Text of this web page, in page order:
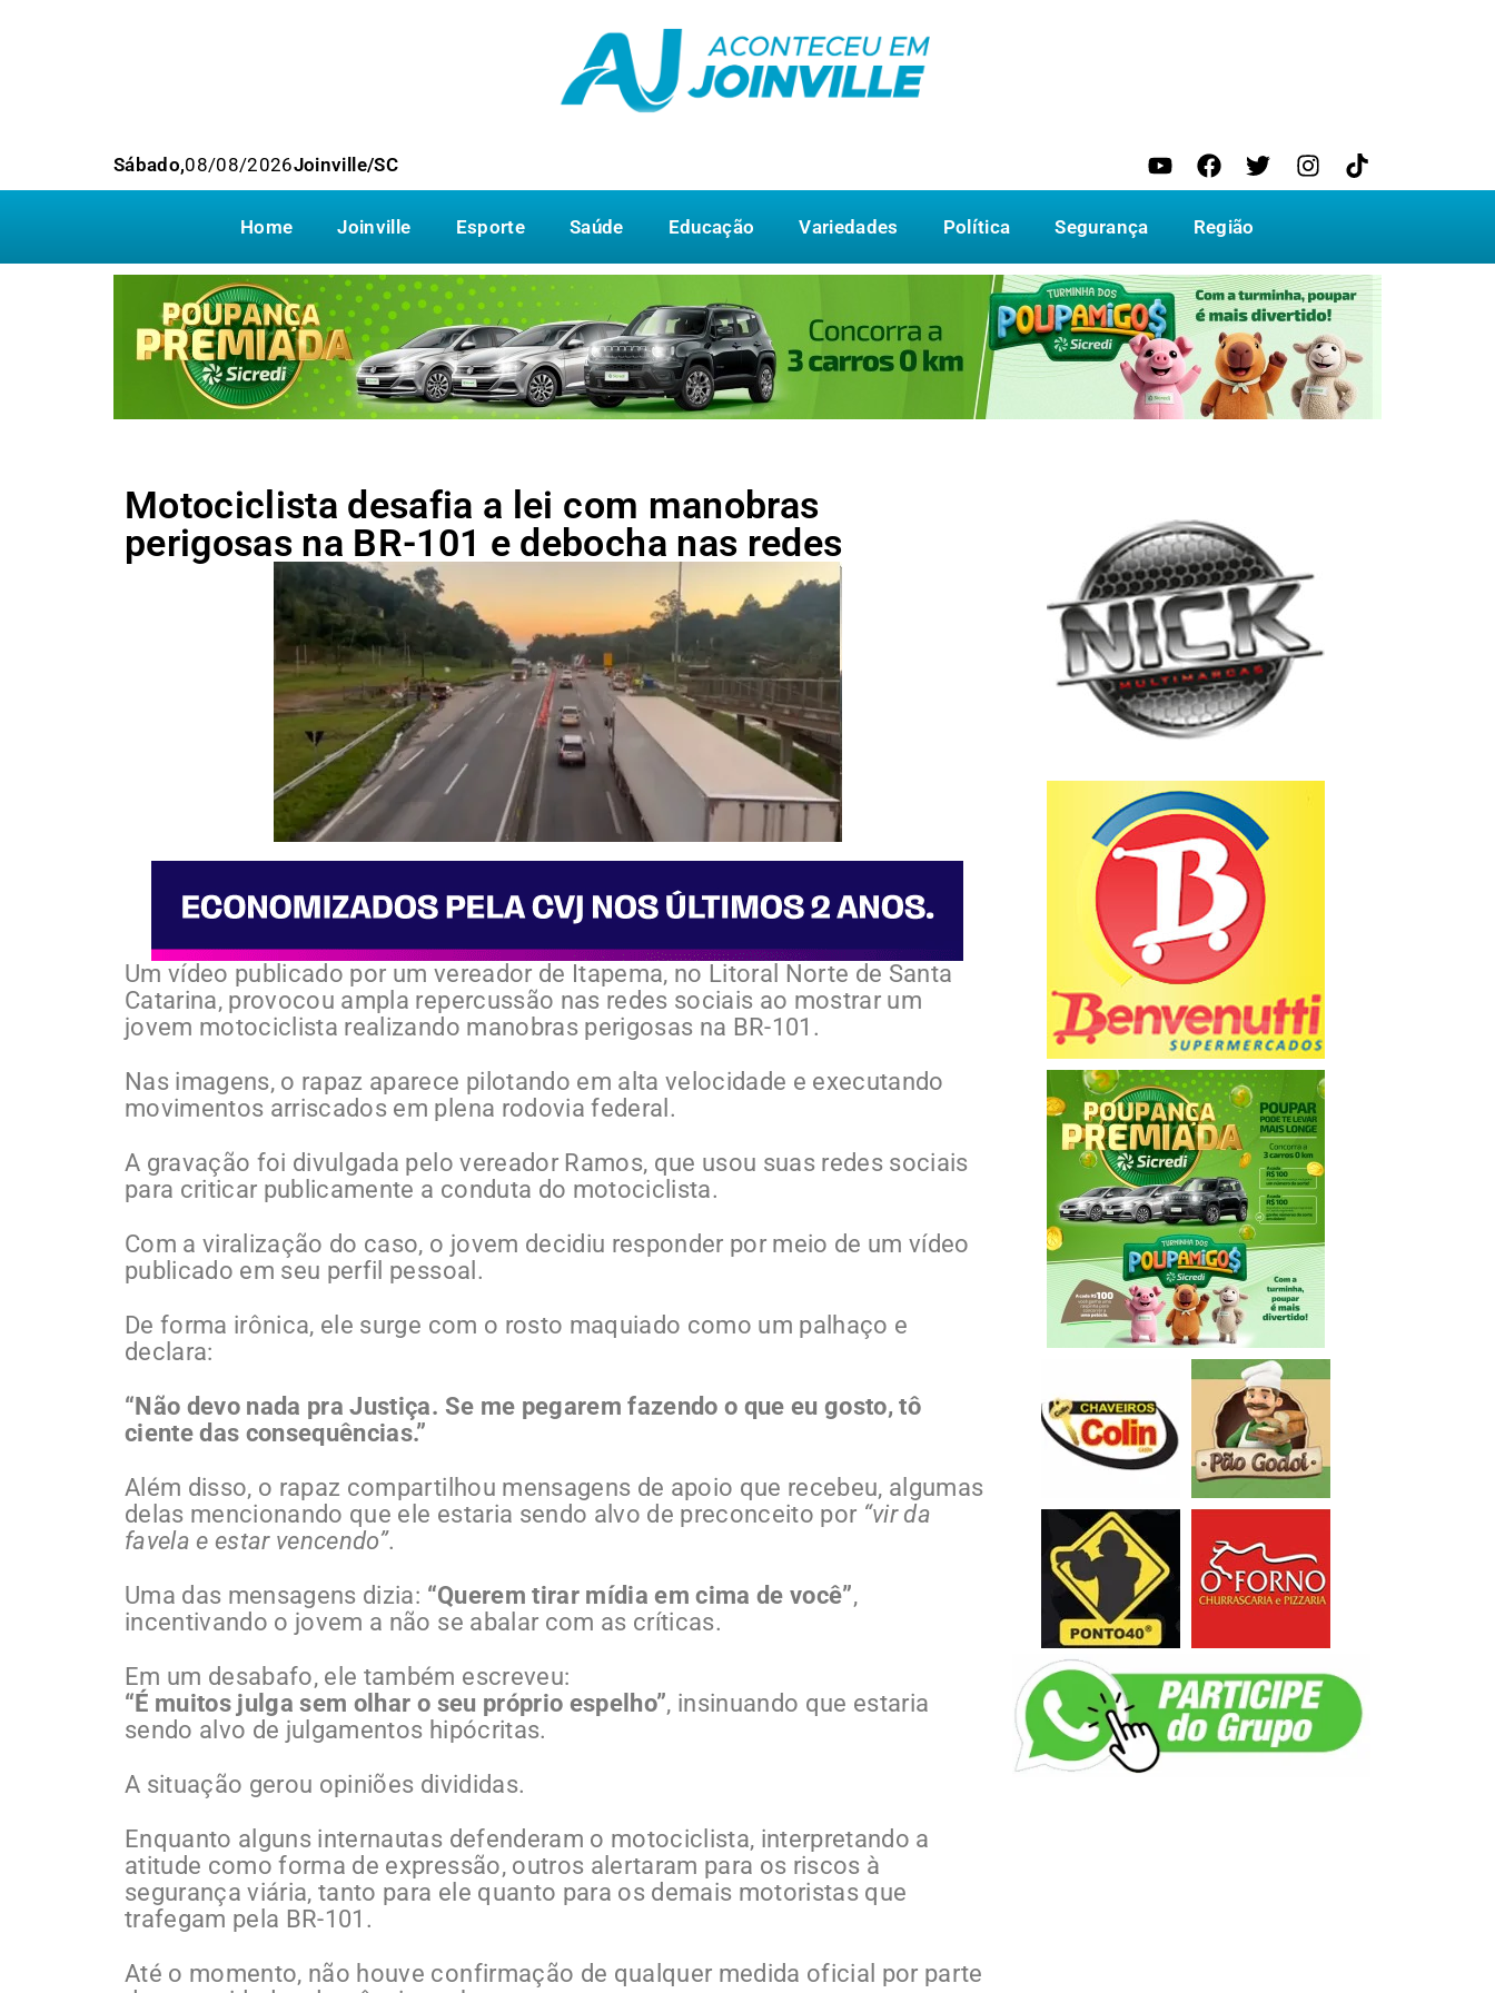
Sábado,08/08/2026Joinville/SC
Home Joinville Esporte Saúde Educação Variedades Política Segurança Região
Motociclista desafia a lei com manobras
perigosas na BR-101 e debocha nas redes
Um vídeo publicado por um vereador de Itapema, no Litoral Norte de Santa
Catarina, provocou ampla repercussão nas redes sociais ao mostrar um
jovem motociclista realizando manobras perigosas na BR-101.
Nas imagens, o rapaz aparece pilotando em alta velocidade e executando
movimentos arriscados em plena rodovia federal.
A gravação foi divulgada pelo vereador Ramos, que usou suas redes sociais
para criticar publicamente a conduta do motociclista.
Com a viralização do caso, o jovem decidiu responder por meio de um vídeo
publicado em seu perfil pessoal.
De forma irônica, ele surge com o rosto maquiado como um palhaço e
declara:
“Não devo nada pra Justiça. Se me pegarem fazendo o que eu gosto, tô
ciente das consequências.”
Além disso, o rapaz compartilhou mensagens de apoio que recebeu, algumas
delas mencionando que ele estaria sendo alvo de preconceito por “vir da
favela e estar vencendo”.
Uma das mensagens dizia: “Querem tirar mídia em cima de você”,
incentivando o jovem a não se abalar com as críticas.
Em um desabafo, ele também escreveu:
“É muitos julga sem olhar o seu próprio espelho”, insinuando que estaria
sendo alvo de julgamentos hipócritas.
A situação gerou opiniões divididas.
Enquanto alguns internautas defenderam o motociclista, interpretando a
atitude como forma de expressão, outros alertaram para os riscos à
segurança viária, tanto para ele quanto para os demais motoristas que
trafegam pela BR-101.
Até o momento, não houve confirmação de qualquer medida oficial por parte